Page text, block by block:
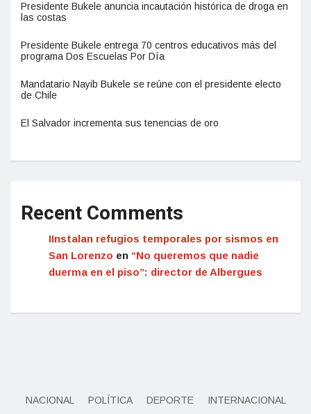
Presidente Bukele anuncia incautación histórica de droga en
las costas
Presidente Bukele entrega 70 centros educativos más del
programa Dos Escuelas Por Día
Mandatario Nayib Bukele se reúne con el presidente electo
de Chile
El Salvador incrementa sus tenencias de oro
Recent Comments
IInstalan refugios temporales por sismos en
San Lorenzo en “No queremos que nadie
duerma en el piso”: director de Albergues
NACIONAL POLÍTICA DEPORTE INTERNACIONAL